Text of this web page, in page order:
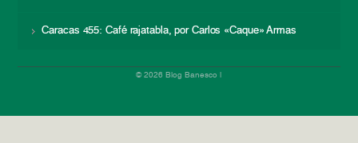
Caracas 455: Café rajatabla, por Carlos «Caque» Armas
© 2026 Blog Banesco |